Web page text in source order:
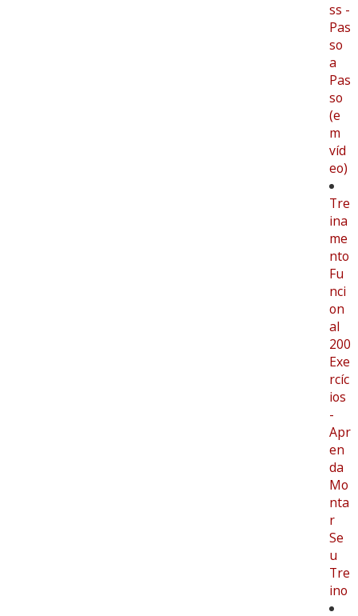
ss -
Pas
so
a
Pas
so
(e
m
víd
eo)
Tre
ina
me
nto
Fu
nci
on
al
200
Exe
rcíc
ios
-
Apr
en
da
Mo
nta
r
Se
u
Tre
ino